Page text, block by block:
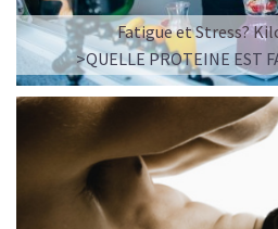
Fatigue et Stress?
>QUELLE PROTEINE EST